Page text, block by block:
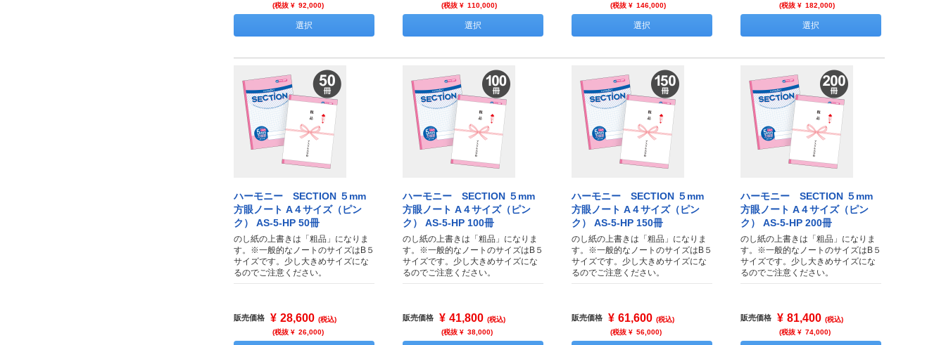
(税抜 ¥ 92,000)
選択
(税抜 ¥ 110,000)
選択
(税抜 ¥ 146,000)
選択
(税抜 ¥ 182,000)
選択
ハーモニー SECTION ５mm
方眼ノート A４サイズ（ピン
ク） AS-5-HP 50冊
のし紙の上書きは「粗品」になりま
す。※一般的なノートのサイズはB５
サイズです。少し大きめサイズにな
るのでご注意ください。
販売価格 ¥ 28,600 (税込)
(税抜 ¥ 26,000)
ハーモニー SECTION ５mm
方眼ノート A４サイズ（ピン
ク） AS-5-HP 100冊
のし紙の上書きは「粗品」になりま
す。※一般的なノートのサイズはB５
サイズです。少し大きめサイズにな
るのでご注意ください。
販売価格 ¥ 41,800 (税込)
(税抜 ¥ 38,000)
ハーモニー SECTION ５mm
方眼ノート A４サイズ（ピン
ク） AS-5-HP 150冊
のし紙の上書きは「粗品」になりま
す。※一般的なノートのサイズはB５
サイズです。少し大きめサイズにな
るのでご注意ください。
販売価格 ¥ 61,600 (税込)
(税抜 ¥ 56,000)
ハーモニー SECTION ５mm
方眼ノート A４サイズ（ピン
ク） AS-5-HP 200冊
のし紙の上書きは「粗品」になりま
す。※一般的なノートのサイズはB５
サイズです。少し大きめサイズにな
るのでご注意ください。
販売価格 ¥ 81,400 (税込)
(税抜 ¥ 74,000)